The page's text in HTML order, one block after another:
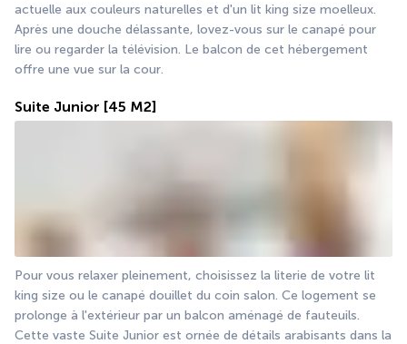
actuelle aux couleurs naturelles et d'un lit king size moelleux.
Après une douche délassante, lovez-vous sur le canapé pour
lire ou regarder la télévision. Le balcon de cet hébergement
offre une vue sur la cour.
Suite Junior [45 M2]
Pour vous relaxer pleinement, choisissez la literie de votre lit
king size ou le canapé douillet du coin salon. Ce logement se
prolonge à l'extérieur par un balcon aménagé de fauteuils.
Cette vaste Suite Junior est ornée de détails arabisants dans la